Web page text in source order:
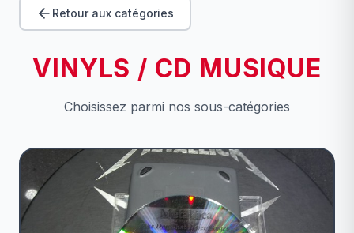
Retour aux catégories
VINYLS / CD MUSIQUE
Choisissez parmi nos sous-catégories